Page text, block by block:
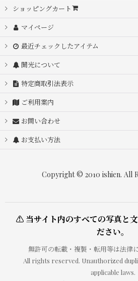
ショッピングカート
マイページ
最近チェックしたアイテム
開光について
特定商取引法表示
ご利用案内
お問い合わせ
お支払い方法
Copyright © 2010 ishien. All
⚠ 当サイト内のすべての写真と
ださい。
無許可の転載・複製・転用等は法律
All rights reserved. Unauthorized
applicable laws.